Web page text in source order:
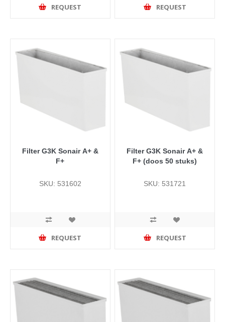
REQUEST REQUEST
Filter G3K Sonair A+ &
F+
SKU: 531602
REQUEST
Filter G3K Sonair A+ &
F+ (doos 50 stuks)
SKU: 531721
REQUEST